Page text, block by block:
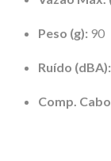
Peso (g): 90
Ruído (dBA):
Comp.